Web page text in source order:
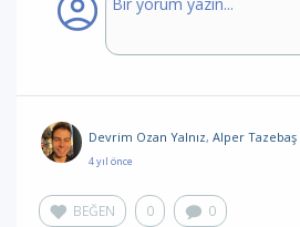
Devrim Ozan Yalnız, Alper Tazebaş
4 yıl önce
BEĞEN 0 0